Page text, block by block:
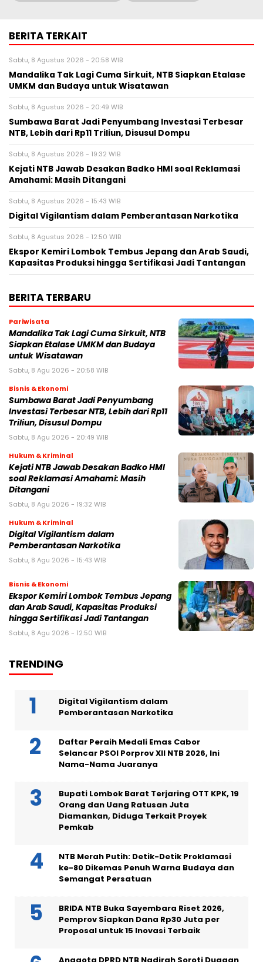
BERITA TERKAIT
Sabtu, 8 Agustus 2026 - 20:58 WIB
Mandalika Tak Lagi Cuma Sirkuit, NTB Siapkan Etalase
UMKM dan Budaya untuk Wisatawan
Sabtu, 8 Agustus 2026 - 20:49 WIB
Sumbawa Barat Jadi Penyumbang Investasi Terbesar
NTB, Lebih dari Rp11 Triliun, Disusul Dompu
Sabtu, 8 Agustus 2026 - 19:32 WIB
Kejati NTB Jawab Desakan Badko HMI soal Reklamasi
Amahami: Masih Ditangani
Sabtu, 8 Agustus 2026 - 15:43 WIB
Digital Vigilantism dalam Pemberantasan Narkotika
Sabtu, 8 Agustus 2026 - 12:50 WIB
Ekspor Kemiri Lombok Tembus Jepang dan Arab Saudi,
Kapasitas Produksi hingga Sertifikasi Jadi Tantangan
BERITA TERBARU
Pariwisata
Mandalika Tak Lagi Cuma Sirkuit, NTB
Siapkan Etalase UMKM dan Budaya
untuk Wisatawan
Sabtu, 8 Agu 2026 - 20:58 WIB
Bisnis & Ekonomi
Sumbawa Barat Jadi Penyumbang
Investasi Terbesar NTB, Lebih dari Rp11
Triliun, Disusul Dompu
Sabtu, 8 Agu 2026 - 20:49 WIB
Hukum & Kriminal
Kejati NTB Jawab Desakan Badko HMI
soal Reklamasi Amahami: Masih
Ditangani
Sabtu, 8 Agu 2026 - 19:32 WIB
Hukum & Kriminal
Digital Vigilantism dalam
Pemberantasan Narkotika
Sabtu, 8 Agu 2026 - 15:43 WIB
Bisnis & Ekonomi
Ekspor Kemiri Lombok Tembus Jepang
dan Arab Saudi, Kapasitas Produksi
hingga Sertifikasi Jadi Tantangan
Sabtu, 8 Agu 2026 - 12:50 WIB
TRENDING
Digital Vigilantism dalam
Pemberantasan Narkotika
Daftar Peraih Medali Emas Cabor
Selancar PSOI Porprov XII NTB 2026, Ini
Nama-Nama Juaranya
Bupati Lombok Barat Terjaring OTT KPK, 19
Orang dan Uang Ratusan Juta
Diamankan, Diduga Terkait Proyek
Pemkab
NTB Merah Putih: Detik-Detik Proklamasi
ke-80 Dikemas Penuh Warna Budaya dan
Semangat Persatuan
BRIDA NTB Buka Sayembara Riset 2026,
Pemprov Siapkan Dana Rp30 Juta per
Proposal untuk 15 Inovasi Terbaik